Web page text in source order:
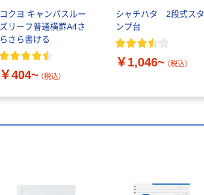
コクヨ キャンパスルー
ズリーフ普通横罫A4さ
らさら書ける
￥404~ （税込）
シャチハタ 2段式スタ
ンプ台
￥1,046~ （税込）